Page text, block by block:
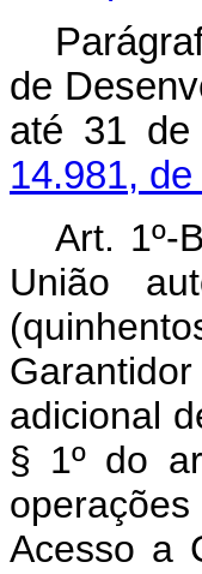
de
até 31
14.981,
Art. 1º-
União
adicional
§ 1º do
Acesso a